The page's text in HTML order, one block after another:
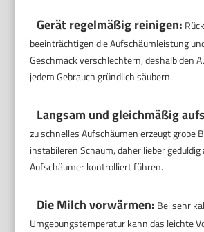
Gerät regelmäßig reinigen:
beeinträchtigen die Aufschäumleistung
Geschmack verschlechtern, deshalb den
jedem Gebrauch gründlich säubern.
Langsam und gleichmäßig
zu schnelles Aufschäumen erzeugt grobe
instabileren Schaum, daher lieber
Aufschäumer kontrolliert führen.
Die Milch vorwärmen: Bei sehr
Umgebungstemperatur kann das leichte